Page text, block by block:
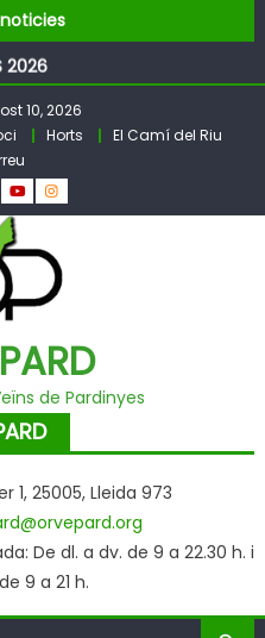
2026
PARDINYES 2026
10, 2026
Horts
El Camí del Riu
de Pardinyes
1, 25005, Lleida 973
De dl. a dv. de 9 a 22.30 h. i
9 a 21 h.